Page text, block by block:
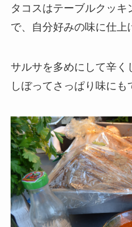
タコスはテーブルクッ
で、自分好みの味に仕上
サルサを多めにして辛く
しぼってさっぱり味にも